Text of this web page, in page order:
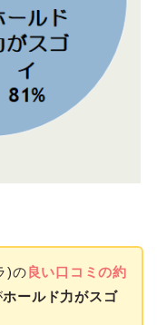
)の良い口コミの約
ホールド力がスゴ